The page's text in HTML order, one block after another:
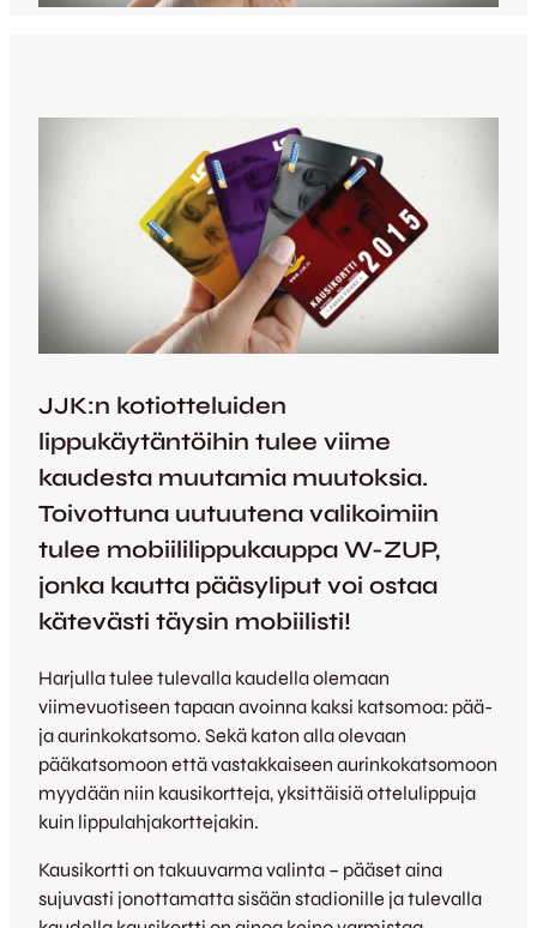
JJK:n kotiotteluiden
lippukäytäntöihin tulee viime
kaudesta muutamia muutoksia.
Toivottuna uutuutena valikoimiin
tulee mobiililippukauppa W-ZUP,
jonka kautta pääsyliput voi ostaa
kätevästi täysin mobiilisti!
Harjulla tulee tulevalla kaudella olemaan
viimevuotiseen tapaan avoinna kaksi katsomoa: pää-
ja aurinkokatsomo. Sekä katon alla olevaan
pääkatsomoon että vastakkaiseen aurinkokatsomoon
myydään niin kausikortteja, yksittäisiä ottelulippuja
kuin lippulahjakorttejakin.
Kausikortti on takuuvarma valinta – pääset aina
sujuvasti jonottamatta sisään stadionille ja tulevalla